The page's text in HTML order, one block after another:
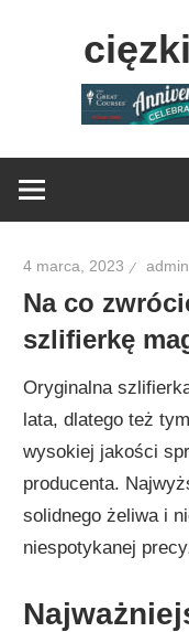
Najlepsze
informacje
ze
świata
przemysłu!
4 marca, 2023 admin
Na co
szlifierkę
Oryginalna
lata, dlatego też
wysokiej jakości
producenta.
solidnego żeliwa i
niespotykanej